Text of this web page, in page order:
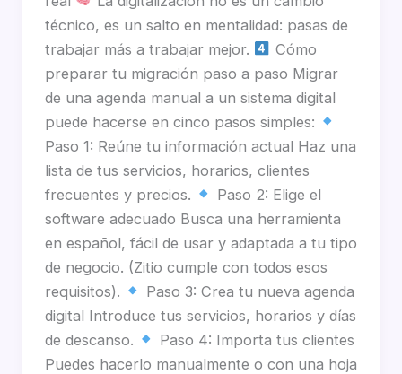
técnico, es un salto en mentalidad: pasas de
trabajar más a trabajar mejor.
Cómo
preparar tu migración paso a paso Migrar
de una agenda manual a un sistema digital
puede hacerse en cinco pasos simples:
Paso 1: Reúne tu información actual Haz una
lista de tus servicios, horarios, clientes
frecuentes y precios.
Paso 2: Elige el
software adecuado Busca una herramienta
en español, fácil de usar y adaptada a tu tipo
de negocio. (Zitio cumple con todos esos
requisitos).
Paso 3: Crea tu nueva agenda
digital Introduce tus servicios, horarios y días
de descanso.
Paso 4: Importa tus clientes
Puedes hacerlo manualmente o con una hoja